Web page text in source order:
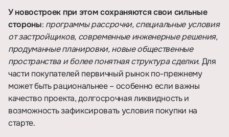
У новостроек при этом сохраняются свои сильные
стороны: программы рассрочки, специальные условия
от застройщиков, современные инженерные решения,
продуманные планировки, новые общественные
пространства и более понятная структура сделки. Для
части покупателей первичный рынок по-прежнему
может быть рациональнее – особенно если важны
качество проекта, долгосрочная ликвидность и
возможность зафиксировать условия покупки на
старте.